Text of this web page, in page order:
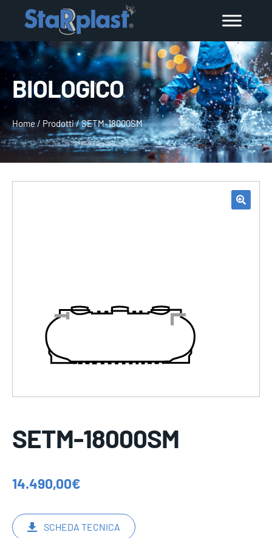
BIOLOGICO
Home/ Prodotti/SETM-18000SM
SETM-18000SM
14.490,00€
SCHEDA TECNICA